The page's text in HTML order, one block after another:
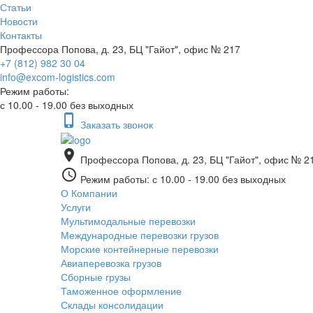
Статьи
Новости
Контакты
Профессора Попова, д. 23, БЦ "Гайот", офис № 217
+7 (812) 982 30 04
info@excom-logistics.com
Режим работы:
с 10.00 - 19.00 без выходных
phone_iphone Заказать звонок
place Профессора Попова, д. 23, БЦ "Гайот", офис №
access_time Режим работы: с 10.00 - 19.00 без выходных
О Компании
Услуги
Мультимодальные перевозки
Международные перевозки грузов
Морские контейнерные перевозки
Авиаперевозка грузов
Сборные грузы
Таможенное оформление
Склады консолидации